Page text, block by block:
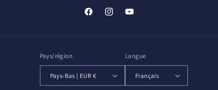
FacebookInstagramYouTube
Pays/région
Pays-Bas | EUR €
Langue
Français